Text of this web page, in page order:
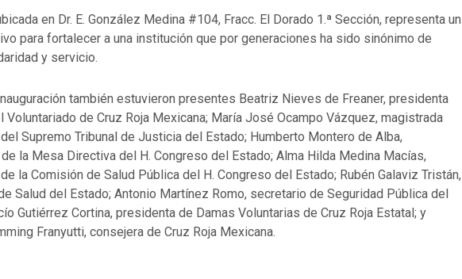
en Dr. E. González Medina #104, Fracc. El Dorado 1.ª Sección, representa un
para fortalecer a una institución que por generaciones ha sido sinónimo de
y servicio.
también estuvieron presentes Beatriz Nieves de Freaner, presidenta
Voluntariado de Cruz Roja Mexicana; María José Ocampo Vázquez, magistrada
Supremo Tribunal de Justicia del Estado; Humberto Montero de Alba,
la Mesa Directiva del H. Congreso del Estado; Alma Hilda Medina Macías,
la Comisión de Salud Pública del H. Congreso del Estado; Rubén Galaviz Tristán,
Salud del Estado; Antonio Martínez Romo, secretario de Seguridad Pública del
Gutiérrez Cortina, presidenta de Damas Voluntarias de Cruz Roja Estatal; y
Franyutti, consejera de Cruz Roja Mexicana.